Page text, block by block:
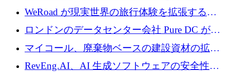
電技術の規模拡大に向けて 430 万ポンドを調
WeRoad が現実世界の旅行体験を拡張するた
めに 5,800 万ドルを獲得
ロンドンのデータセンター会社 Pure DC が欧
州と中東の拡張に 27 億ドルを確保
マイコール、廃棄物ベースの建設資材の拡大
に400万ポンドを投資
RevEng.AI、AI 生成ソフトウェアの安全性を